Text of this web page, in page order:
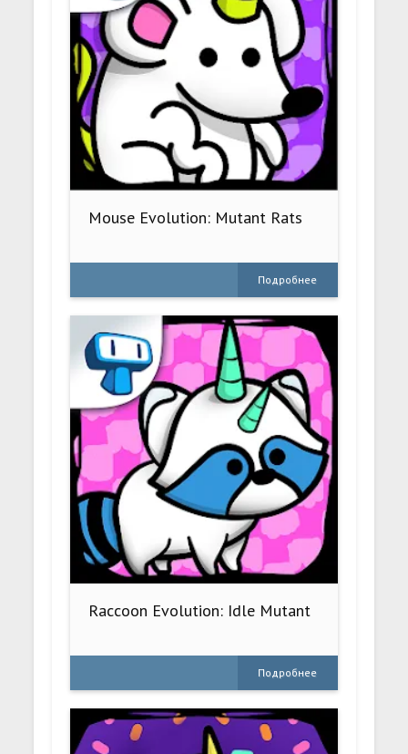
Mouse Evolution: Mutant Rats
Подробнее
Raccoon Evolution: Idle Mutant
Подробнее